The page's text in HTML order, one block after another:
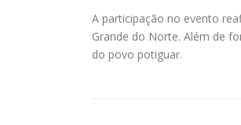
A participação no evento
Grande do Norte. Além de
do povo potiguar.